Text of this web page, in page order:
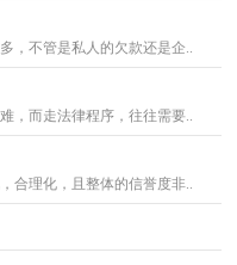
，不管是私人的欠款还是企..
，而走法律程序，往往需要..
合理化，且整体的信誉度非..